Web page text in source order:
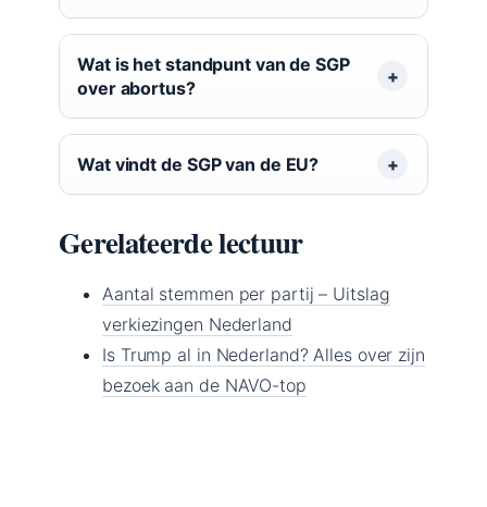
Wat is het standpunt van de SGP
over abortus?
Wat vindt de SGP van de EU?
Gerelateerde lectuur
Aantal stemmen per partij – Uitslag
verkiezingen Nederland
Is Trump al in Nederland? Alles over zijn
bezoek aan de NAVO-top